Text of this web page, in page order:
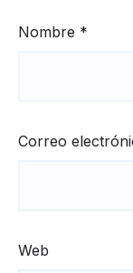
Nombre *
Correo
Web